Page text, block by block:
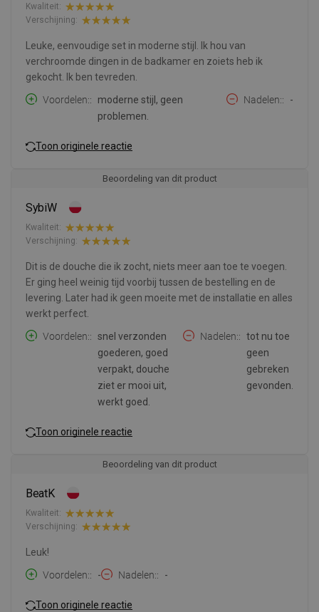
Kwaliteit:
Verschijning:
Leuke, eenvoudige set in moderne stijl. Ik hou van
verchroomde dingen in de badkamer en zoiets heb ik
gekocht. Ik ben tevreden.
Voordelen:
moderne stijl, geen
problemen.
Nadelen: -
Toon originele reactie
Beoordeling van dit product
SybiW
Kwaliteit:
Verschijning:
Dit is de douche die ik zocht, niets meer aan toe te voegen.
Er ging heel weinig tijd voorbij tussen de bestelling en de
levering. Later had ik geen moeite met de installatie en alles
werkt perfect.
Voordelen:
snel verzonden
goederen, goed
verpakt, douche
ziet er mooi uit,
werkt goed.
Nadelen:
tot nu toe
geen
gebreken
gevonden.
Toon originele reactie
Beoordeling van dit product
BeatK
Kwaliteit:
Verschijning:
Leuk!
Voordelen:
- Nadelen: -
Toon originele reactie